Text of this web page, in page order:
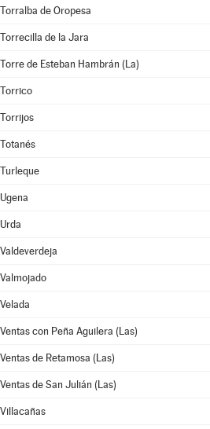
Torralba de Oropesa
Torrecilla de la Jara
Torre de Esteban Hambrán (La)
Torrico
Torrijos
Totanés
Turleque
Ugena
Urda
Valdeverdeja
Valmojado
Velada
Ventas con Peña Aguilera (Las)
Ventas de Retamosa (Las)
Ventas de San Julián (Las)
Villacañas